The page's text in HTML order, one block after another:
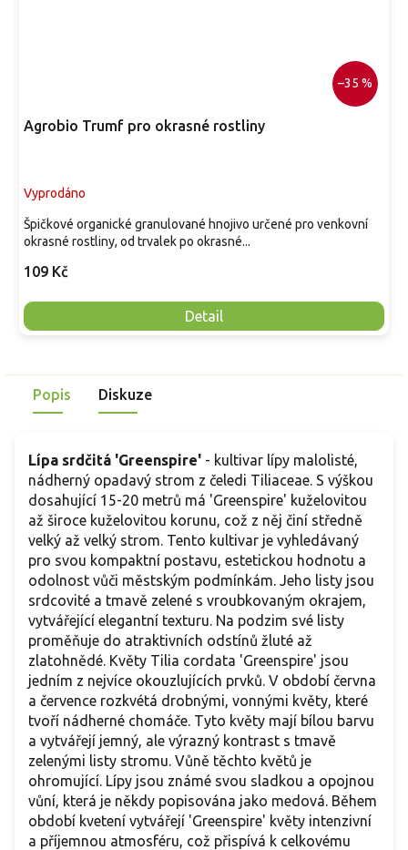
–35 %
Agrobio Trumf pro okrasné rostliny
Vyprodáno
109 Kč
Detail
Špičkové organické granulované hnojivo určené pro venkovní
okrasné rostliny, od trvalek po okrasné...
Popis Diskuze
Lípa srdčitá 'Greenspire' - kultivar lípy malolisté,
nádherný opadavý strom z čeledi Tiliaceae. S výškou
dosahující 15-20 metrů má 'Greenspire' kuželovitou
až široce kuželovitou korunu, což z něj činí středně
velký až velký strom. Tento kultivar je vyhledávaný
pro svou kompaktní postavu, estetickou hodnotu a
odolnost vůči městským podmínkám. Jeho listy jsou
srdcovité a tmavě zelené s vroubkovaným okrajem,
vytvářející elegantní texturu. Na podzim své listy
proměňuje do atraktivních odstínů žluté až
zlatohnědé. Květy Tilia cordata 'Greenspire' jsou
jedním z nejvíce okouzlujících prvků. V období června
a července rozkvétá drobnými, vonnými květy, které
tvoří nádherné chomáče. Tyto květy mají bílou barvu
a vytvářejí jemný, ale výrazný kontrast s tmavě
zelenými listy stromu. Vůně těchto květů je
ohromující. Lípy jsou známé svou sladkou a opojnou
vůní, která je někdy popisována jako medová. Během
období kvetení vytvářejí 'Greenspire' květy intenzivní
a příjemnou atmosféru, což přispívá k celkovému